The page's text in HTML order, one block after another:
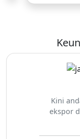
Kini
ekspor